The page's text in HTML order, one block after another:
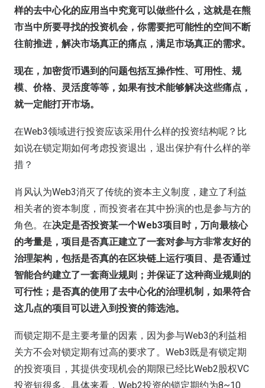
样的去中心化的应用当中究竟可以做些什么，这就是在熊
市当中所要寻找的投资机会，你需要把可能性的空间不断
往前推进，解决市场真正的痛点，满足市场真正的需求。
现在 ， 加密货币遇到的问题包括互操作性、 可用性、 规
模、 价格、 灵活度等等 ，如果有技术能够解决这些痛点 ，
就一定能打开市场。
在Web3领域进行投资应该采用什么样的投资结构呢？比
如说在锁定期如何考虑投资退出，退出保护有什么样的举
措？
肖风认为Web3消灭了传统的资本主义制度，建立了利益
相关者的资本制度，而投资者在其中扮演的也是参与方的
角色。在决定是否投资某一个Web3项目时，万向最核心
的考量是 ， 项目是否真正建立了一套对参与方非常友好的
治理架构 ， 包括是否真的在区块链上运行项目、 是否通过
智能合约建立了一套商业规则 ； 并保证了这种商业规则的
可行性 ； 是否真的使用了去中心化的治理机制 ， 如果符合
这几点的项目可以进入到投资的筛选池。
而锁定期不是主要考量的因素，因为参与Web3的利益相
关方不会对锁定期有过高的要求了。Web3既是有锁定期
的投资项目，其提供变现机会的期限已经比Web2股权VC
投资短很多。具体来看，Web2投资的锁定期约为8~10